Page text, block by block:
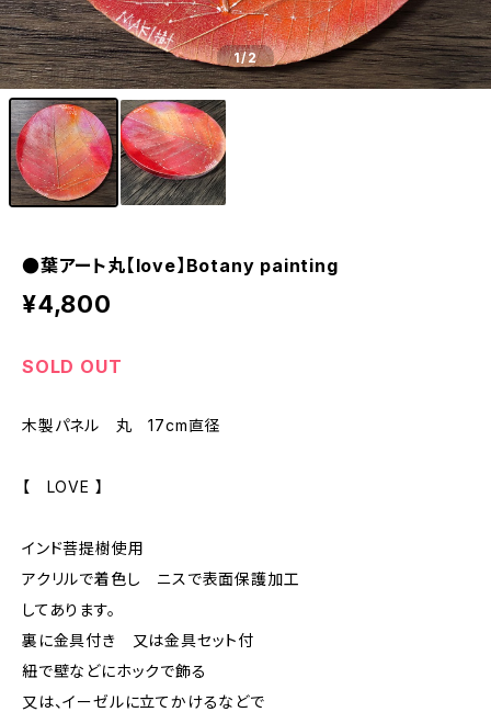
1/2
●葉アート丸【love】Botany painting
¥4,800
SOLD OUT
木製パネル 丸 17cm直径
【 LOVE 】
インド菩提樹使用
アクリルで着色し ニスで表面保護加工
してあります。
裏に金具付き 又は金具セット付
紐で壁などにホックで飾る
又は、イーゼルに立てかけるなどで